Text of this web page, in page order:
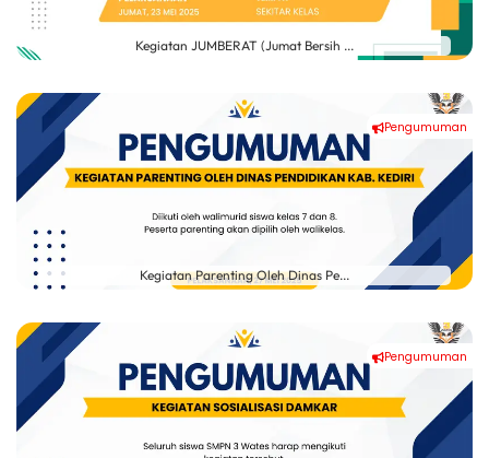
Kegiatan JUMBERAT (Jumat Bersih ...
Pengumuman
Kegiatan Parenting Oleh Dinas Pe...
Pengumuman